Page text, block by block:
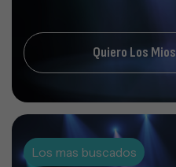
Quiero Los Mios
Los mas buscados